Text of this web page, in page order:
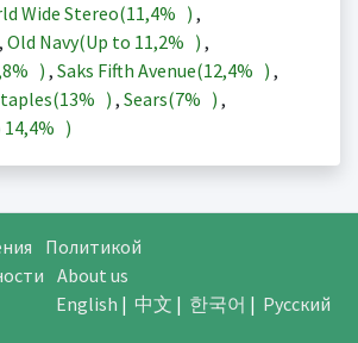
Wide Stereo(11,4% ) ,
, Old Navy(Up to 11,2% ) ,
) , Saks Fifth Avenue(12,4% ) ,
13% ) , Sears(7% ) ,
14,4% )
Политикой
About us
English | 中文 | 한국어 | Русский